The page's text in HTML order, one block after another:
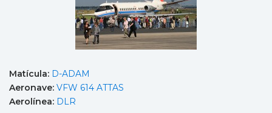
Matícula: D-ADAM
Aeronave: VFW 614 ATTAS
Aerolínea: DLR